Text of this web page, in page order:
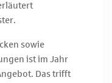
sowie
ist im Jahr
Das trifft